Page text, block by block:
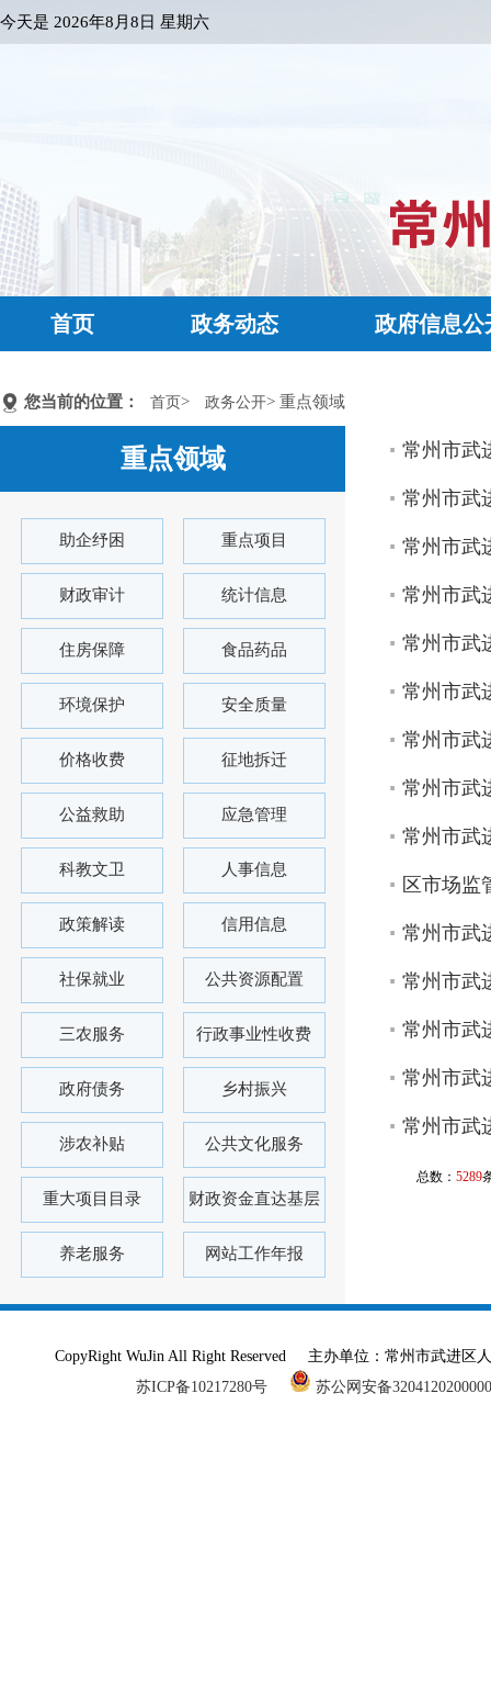
今天是 2026年8月8日 星期六
首页 政务动态 政府信息公
您当前的位置： 首页> 政务公开> 重点领域
重点领域
助企纾困 重点项目
财政审计 统计信息
住房保障 食品药品
环境保护 安全质量
价格收费 征地拆迁
公益救助 应急管理
科教文卫 人事信息
政策解读 信用信息
社保就业 公共资源配置
三农服务 行政事业性收费
政府债务 乡村振兴
涉农补贴 公共文化服务
重大项目目录 财政资金直达基层
养老服务 网站工作年报
常州市武
常州市武
常州市武
常州市武
常州市武
常州市武
常州市武
常州市武
常州市武
区市场监
常州市武
常州市武
常州市武
常州市武
常州市武
总数： 5289
CopyRight WuJin All Right Reserved 主办单位：常州市武进
苏ICP备10217280号
苏公网安备